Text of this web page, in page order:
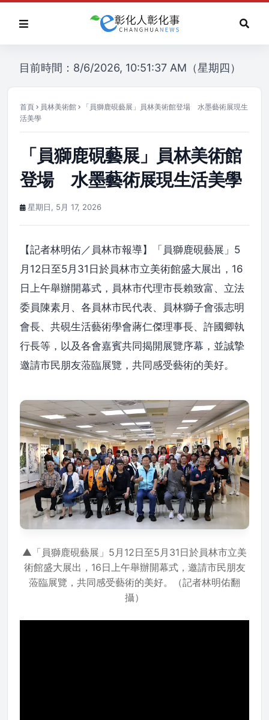
目前時間：8/6/2026, 10:51:37 AM（星期四）
首頁 員林美術館
「員獅鹿硯藝展」員林美術館登場 水墨藝術展現生
活美學
「員獅鹿硯藝展」員林美術館
登場 水墨藝術展現生活美學
星期日, 5月 17, 2026
【記者林明佑／員林市報導】「員獅鹿硯藝展」5
月12日至5月31日於員林市立美術館盛大展出，16
日上午舉辦開幕式，員林市代理市長賴致富、立法
委員陳素月、各員林市民代表、員林獅子會張志明
會長、共硯生活藝術學會蔣仁傑理事長、許國卿執
行長等，以及各會嘉賓共同揭開展覽序幕，並誠摯
邀請市民朋友蒞臨展覽，共同感受藝術的美好。
▲「員獅鹿硯藝展」5月12日至5月31日於員林市立美
術館盛大展出，16日上午舉辦開幕式，邀請市民朋友
蒞臨展覽，共同感受藝術的美好。（記者林明佑翻
攝）